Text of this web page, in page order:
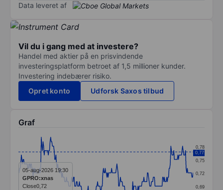
Data leveret af
Vil du i gang med at investere?
Handel med aktier på en prisvindende
investeringsplatform betroet af 1,5 millioner kunder.
Investering indebærer risiko.
Opret konto
Udforsk Saxos tilbud
Graf
Line chart with 299 data points.
The chart has 1 X axis displaying categories.
The chart has 1 Y axis displaying values. Data 0,69
0,72
0,75
0,78
0,77
05-aug-2026 19:30
GPRO:xnas
Close0,72